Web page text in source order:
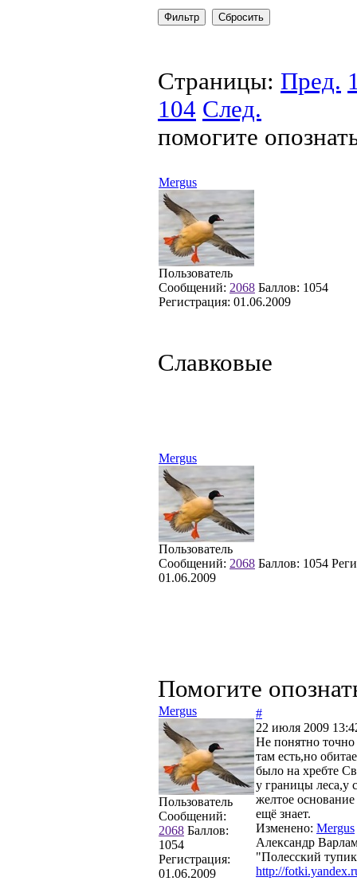
Страницы: Пред.
104 След.
помогите
Mergus
Пользователь
Сообщений: 2068 Баллов: 1054
Регистрация: 01.06.2009
Славковые
Mergus
Пользователь
Сообщений: 2068 Баллов: 1054
01.06.2009
Помогите
Mergus
Пользователь
Сообщений:
2068 Баллов:
1054
Регистрация:
01.06.2009
#
22 июля 2009
Не понятно
там есть,но
было на хребте
у границы леса,у
желтое
ещё знает.
Изменено: Mergus
Александр
"Полесский
http://